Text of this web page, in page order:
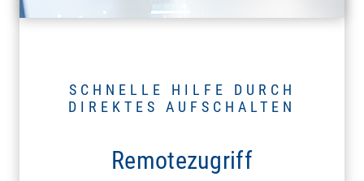
Remotezugriff
SCHNELLE HILFE DURCH
DIREKTES AUFSCHALTEN